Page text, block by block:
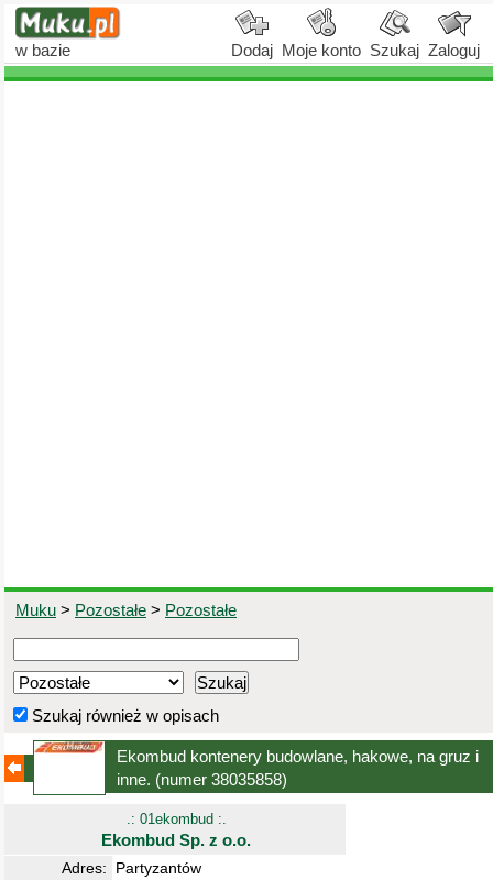
w bazie Dodaj Moje konto Szukaj Zaloguj
Muku > Pozostałe > Pozostałe
Szukaj również w opisach
Ekombud kontenery budowlane, hakowe, na gruz i
inne. (numer 38035858)
.: 01ekombud :.
Ekombud Sp. z o.o.
Adres:
Partyzantów